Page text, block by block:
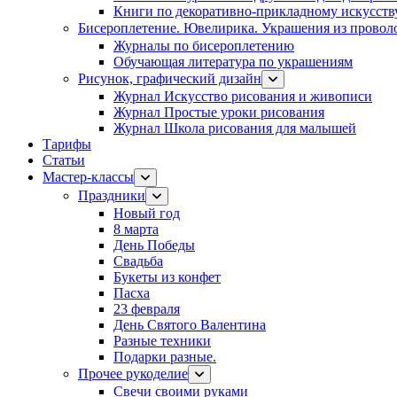
Книги по декоративно-прикладному
Бисероплетение. Ювелирика. Украшения из
Журналы по бисероплетению
Обучающая литература по украшениям
Рисунок, графический дизайн
Журнал Искусство рисования и живописи
Журнал Простые уроки рисования
Журнал Школа рисования для малышей
Тарифы
Статьи
Мастер-классы
Праздники
Новый год
8 марта
День Победы
Свадьба
Букеты из конфет
Пасха
23 февраля
День Святого Валентина
Разные техники
Подарки разные.
Прочее рукоделие
Свечи своими руками